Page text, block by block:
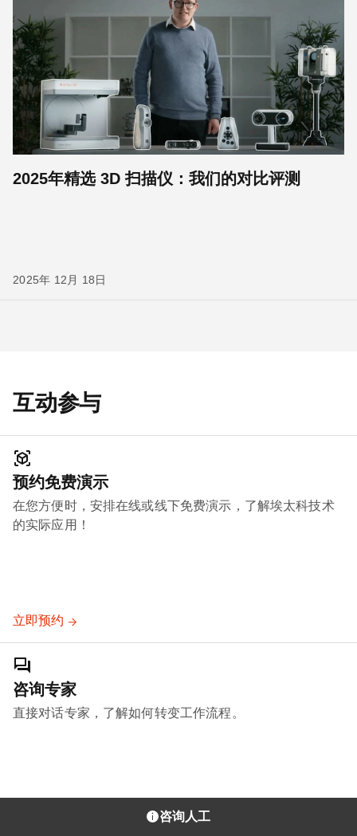
2025年精选 3D 扫描仪：我们的对比评测
2025年 12月 18日
互动参与
预约免费演示
在您方便时，安排在线或线下免费演示，了解埃太科技术
的实际应用！
立即预约
咨询专家
直接对话专家，了解如何转变工作流程。
咨询人工